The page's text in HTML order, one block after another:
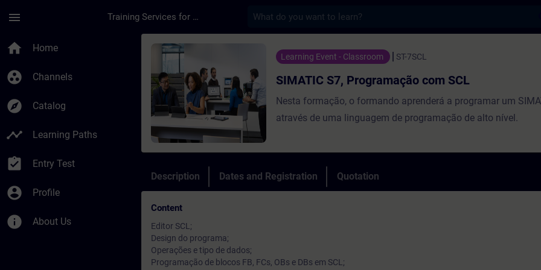
menu Training Services for Digital Industries
home Home
group_work Channels
explore Catalog
timeline Learning Paths
assignment_turned_in Entry Test
account_circle Profile
info About Us
Course - SIMATIC S7, Programação com SCL - Training -
Learning Event - Classroom ST-7SCL
SIMATIC S7, Programação com SCL
Nesta formação, o formando aprenderá a programar um
através de uma linguagem de programação de alto nível.
Description Dates and Registration Quotation
Content
Editor SCL;
Design do programa;
Operações e tipo de dados;
Programação de blocos FB, FCs, OBs e DBs em SCL;